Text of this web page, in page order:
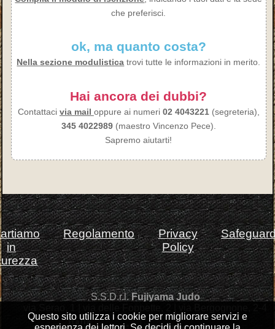
che preferisci.
ok, ma quanto costa?
Nella sezione modulistica trovi tutte le informazioni in merito.
Hai ancora dei dubbi?
Contattaci via mail oppure ai numeri 02 4043221(segreteria),
345 4022989(maestro Vincenzo Pece).
Sapremo aiutarti!
in
Regolamento
Privacy
Policy
S.S.D.r.l.Fujiyama Judo
Questo sito utilizza i cookie per migliorare servizi e